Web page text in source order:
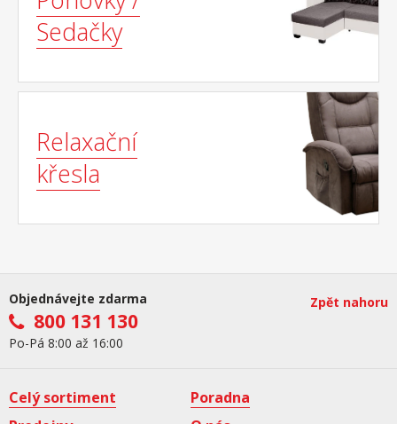
Sedačky
Relaxační
křesla
Objednávejte zdarma
800 131 130
Po-Pá 8:00 až 16:00
Zpět nahoru
Celý sortiment
Poradna